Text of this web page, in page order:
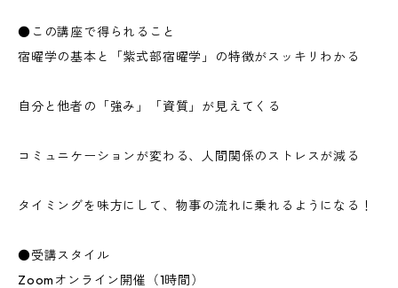
●この講座で得られること
宿曜学の基本と「紫式部宿曜学」の特徴がスッキリわかる
自分と他者の「強み」「資質」が見えてくる
コミュニケーションが変わる、人間関係のストレスが減る
タイミングを味方にして、物事の流れに乗れるようになる！
●受講スタイル
Zoomオンライン開催（1時間）